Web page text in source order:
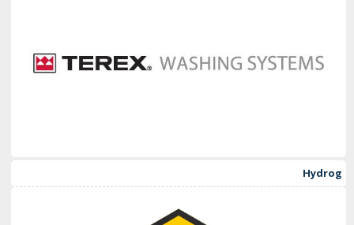
Hydrog